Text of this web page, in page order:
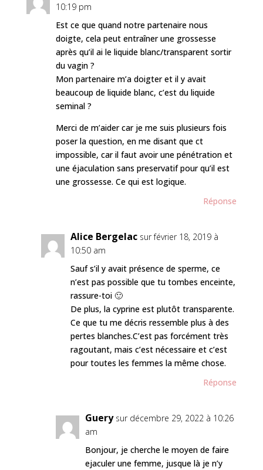
10:19 pm
Est ce que quand notre partenaire nous
doigte, cela peut entraîner une grossesse
après qu’il ai le liquide blanc/transparent sortir
du vagin ?
Mon partenaire m’a doigter et il y avait
beaucoup de liquide blanc, c’est du liquide
seminal ?
Merci de m’aider car je me suis plusieurs fois
poser la question, en me disant que ct
impossible, car il faut avoir une pénétration et
une éjaculation sans preservatif pour qu’il est
une grossesse. Ce qui est logique.
Réponse
Alice Bergelac sur février 18, 2019 à
10:50 am
Sauf s’il y avait présence de sperme, ce
n’est pas possible que tu tombes enceinte,
rassure-toi 🙂
De plus, la cyprine est plutôt transparente.
Ce que tu me décris ressemble plus à des
pertes blanches.C’est pas forcément très
ragoutant, mais c’est nécessaire et c’est
pour toutes les femmes la même chose.
Réponse
Guery sur décembre 29, 2022 à 10:26
am
Bonjour, je cherche le moyen de faire
ejaculer une femme, jusque là je n’y